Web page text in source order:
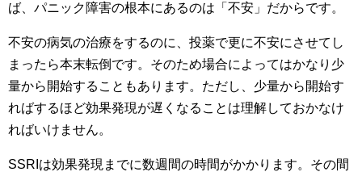
ば、パニック障害の根本にあるのは「不安」だからです。
不安の病気の治療をするのに、投薬で更に不安にさせてし
まったら本末転倒です。そのため場合によってはかなり少
量から開始することもあります。ただし、少量から開始す
ればするほど効果発現が遅くなることは理解しておかなけ
ればいけません。
SSRIは効果発現までに数週間の時間がかかります。その間